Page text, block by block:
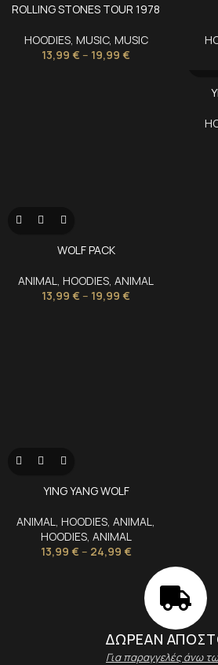
ROLLING STONES TOUR 1978
HOODIES, MUSIC, MUSIC
13,99 € – 19,99 €
WOLF PACK
ANIMAL, HOODIES, ANIMAL
13,99 € – 19,99 €
YING YANG WOLF
ANIMAL, HOODIES, ANIMAL,
HOODIES, ANIMAL
13,99 € – 24,99 €
ΔΩΡΕΑΝ
Για παραγγελές άνω